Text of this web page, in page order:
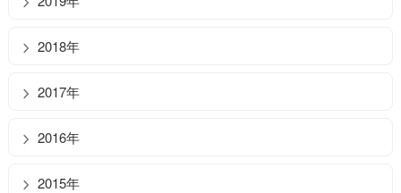
2018年
2017年
2016年
2015年